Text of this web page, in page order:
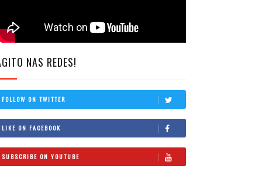
NAS REDES!
FOLLOW ON TWITTER
LIKE ON FACEBOOK
SUBSCRIBE ON YOUTUBE